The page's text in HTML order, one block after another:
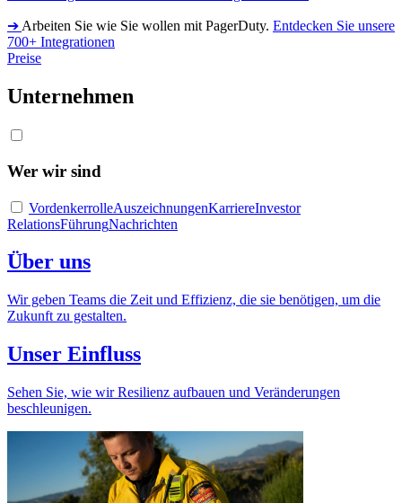
➔ Arbeiten Sie wie Sie wollen mit PagerDuty. Entdecken Sie unsere
700+ Integrationen
Preise
Unternehmen
Wer wir sind
VordenkerrolleAuszeichnungenKarriereInvestor
RelationsFührungNachrichten
Über uns
Wir geben Teams die Zeit und Effizienz, die sie benötigen, um die
Zukunft zu gestalten.
Unser Einfluss
Sehen Sie, wie wir Resilienz aufbauen und Veränderungen
beschleunigen.